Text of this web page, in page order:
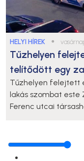
HELYI HÍREK ●
Tűzhelyen
telítődött egy
Tűzhelyen felejtett
lakás szombat este
Ferenc utcai